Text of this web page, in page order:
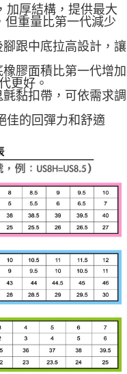
oppay.tw/userRule
加厚結構，提供最大
但重量比第一代減少
跟中底拉高設計，讓
膠面積比第一代增加
更好。
黏扣帶，可依需求調
佳的回彈力和舒適